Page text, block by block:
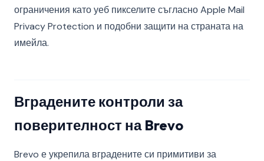
ограничения като уеб пикселите съгласно Apple Mail
Privacy Protection и подобни защити на страната на
имейла.
Вградените контроли за
поверителност на Brevo
Brevo е укрепила вградените си примитиви за